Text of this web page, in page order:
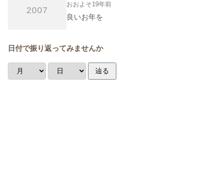
2007
おおよそ19年前
良いお年を
日付で振り返ってみませんか
辿る